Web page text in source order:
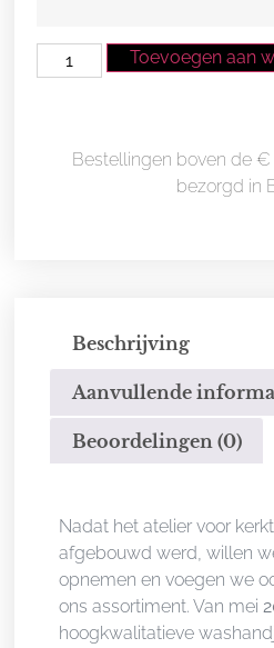
Toevoegen aan
Bestellingen boven de
bezorgd in
Beschrijving
Aanvullende
Beoordelingen (0)
Nadat het atelier voor
afgebouwd werd, willen
opnemen en voegen we
ons assortiment. Van mei
hoogkwalitatieve